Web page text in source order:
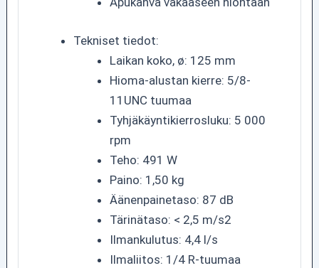
Tekniset tiedot:
Laikan koko, ø: 125 mm
Hioma-alustan kierre: 5/8-
11UNC tuumaa
Tyhjäkäyntikierrosluku: 5 000
rpm
Teho: 491 W
Paino: 1,50 kg
Äänenpainetaso: 87 dB
Tärinätaso: < 2,5 m/s2
Ilmankulutus: 4,4 l/s
Ilmaliitos: 1/4 R-tuumaa